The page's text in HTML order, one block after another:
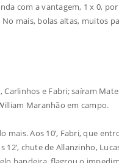
com a vantagem, 1 x 0,
mais, bolas altas, muitos
Carlinhos e Fabri; saíram
Maranhão em campo.
Aos 10’, Fabri, que
chute de Allanzinho,